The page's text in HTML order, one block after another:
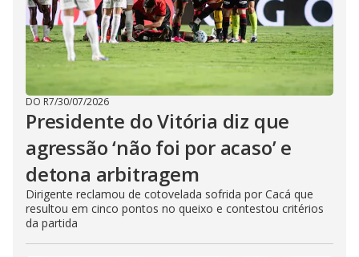
DO R7/30/07/2026
Presidente do Vitória diz que
agressão ‘não foi por acaso’ e
detona arbitragem
Dirigente reclamou de cotovelada sofrida por Cacá que
resultou em cinco pontos no queixo e contestou critérios
da partida